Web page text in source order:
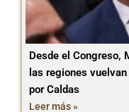
Desde el Congreso,
las regiones
por Caldas
Leer más »